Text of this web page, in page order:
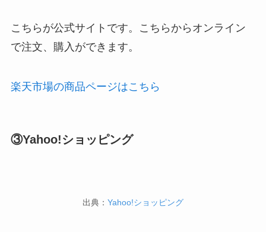
こちらが公式サイトです。こちらからオンライン
で注文、購入ができます。
楽天市場の商品ページはこちら
③Yahoo!ショッピング
出典： Yahoo!ショッピング